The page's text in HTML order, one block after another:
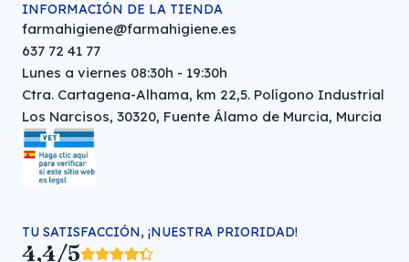
INFORMACIÓN DE LA TIENDA
farmahigiene@farmahigiene.es
637 72 41 77
Lunes a viernes 08:30h - 19:30h
Ctra. Cartagena-Alhama, km 22,5. Polígono Industrial
Los Narcisos, 30320, Fuente Álamo de Murcia, Murcia
TU SATISFACCIÓN, ¡NUESTRA PRIORIDAD!
4,4/5